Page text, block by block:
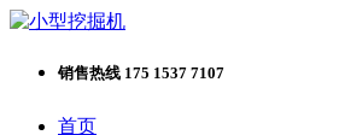
销售热线 175 1537 7107
首页